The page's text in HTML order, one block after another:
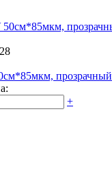
прозрачный
+